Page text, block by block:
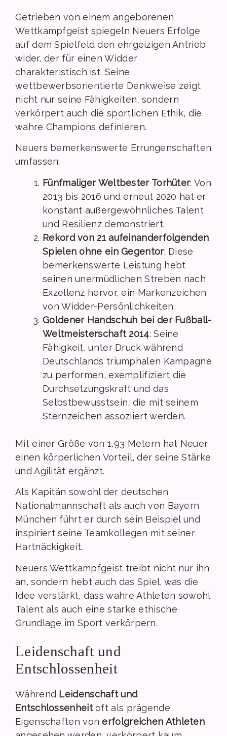
Getrieben von einem angeborenen
Wettkampfgeist spiegeln Neuers Erfolge
auf dem Spielfeld den ehrgeizigen Antrieb
wider, der für einen Widder
charakteristisch ist. Seine
wettbewerbsorientierte Denkweise zeigt
nicht nur seine Fähigkeiten, sondern
verkörpert auch die sportlichen Ethik, die
wahre Champions definieren.
Neuers bemerkenswerte Errungenschaften
umfassen:
Fünfmaliger Weltbester Torhüter: Von
2013 bis 2016 und erneut 2020 hat er
konstant außergewöhnliches Talent
und Resilienz demonstriert.
Rekord von 21 aufeinanderfolgenden
Spielen ohne ein Gegentor: Diese
bemerkenswerte Leistung hebt
seinen unermüdlichen Streben nach
Exzellenz hervor, ein Markenzeichen
von Widder-Persönlichkeiten.
Goldener Handschuh bei der Fußball-
Weltmeisterschaft 2014: Seine
Fähigkeit, unter Druck während
Deutschlands triumphalen Kampagne
zu performen, exemplifiziert die
Durchsetzungskraft und das
Selbstbewusstsein, die mit seinem
Sternzeichen assoziiert werden.
Mit einer Größe von 1,93 Metern hat Neuer
einen körperlichen Vorteil, der seine Stärke
und Agilität ergänzt.
Als Kapitän sowohl der deutschen
Nationalmannschaft als auch von Bayern
München führt er durch sein Beispiel und
inspiriert seine Teamkollegen mit seiner
Hartnäckigkeit.
Neuers Wettkampfgeist treibt nicht nur ihn
an, sondern hebt auch das Spiel, was die
Idee verstärkt, dass wahre Athleten sowohl
Talent als auch eine starke ethische
Grundlage im Sport verkörpern.
Leidenschaft und
Entschlossenheit
Während Leidenschaft und
Entschlossenheitoft als prägende
Eigenschaften vonerfolgreichen Athleten